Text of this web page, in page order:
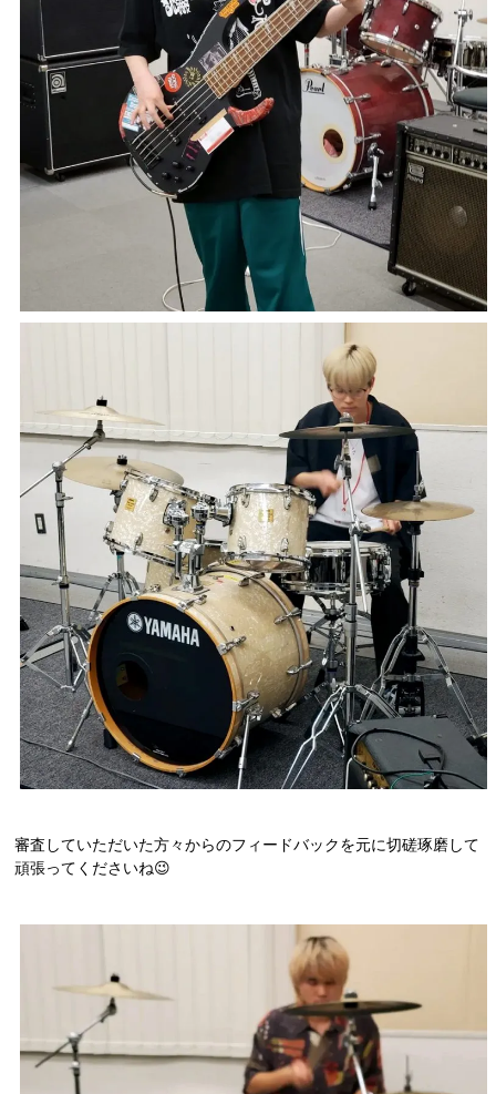
審査していただいた方々からのフィードバックを元に切磋琢磨して
頑張ってくださいね😉